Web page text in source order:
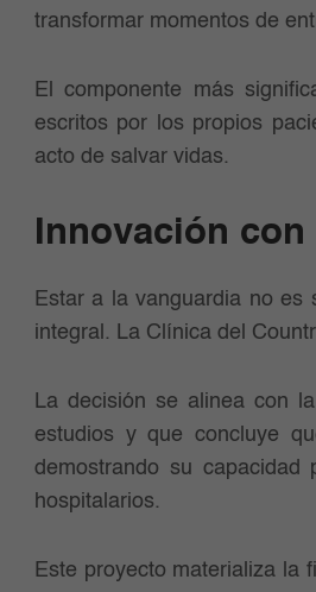
transformar momentos de
El componente más
escritos por los propios
acto de salvar vidas.
Innovación
Estar a la vanguardia no es
integral. La Clínica del
La decisión se alinea con
estudios y que concluye
demostrando su
hospitalarios.
Este proyecto materializa la